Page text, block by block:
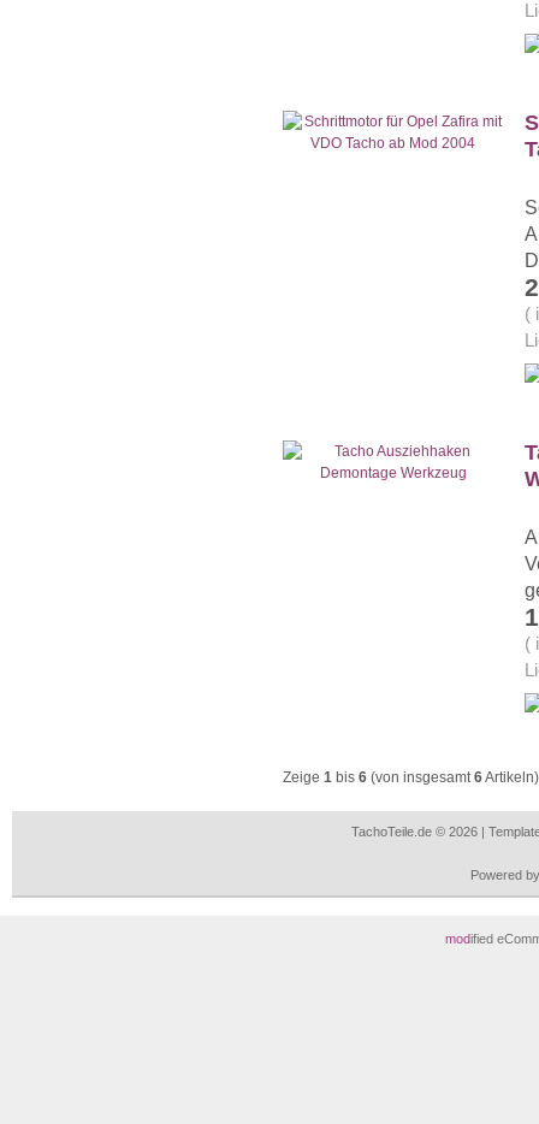
(
(
Zeige 1 bis 6 (von insgesamt6Artikeln)
TachoTeile.de © 2026 |
Powered
modified